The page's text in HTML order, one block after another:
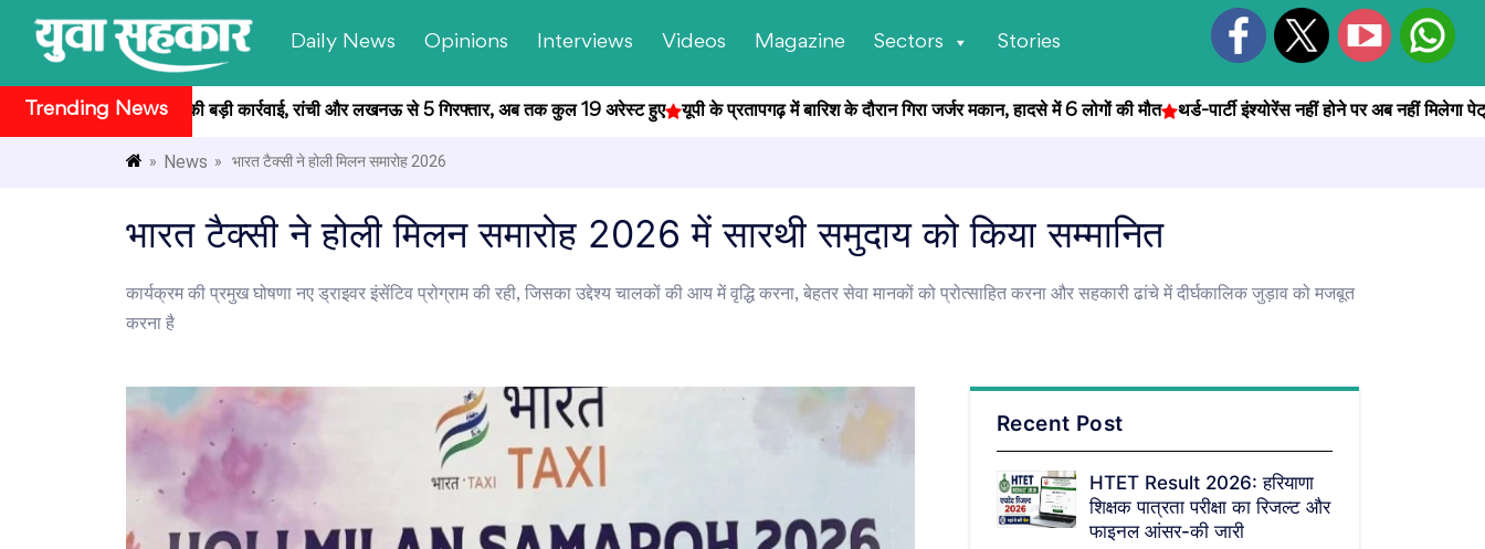
Daily News Opinions Interviews Videos Magazine Sectors Stories
Trending News
परीक्षा मामले में CID की बड़ी कार्रवाई, रांची और लखनऊ से 5 गिरफ्तार, अब तक कुल 19 अरेस्ट हुए यूपी के प्रतापगढ़ में बारिश के दौरान गिरा जर्जर मकान, हादसे में 6 लोगों की मौत थर्ड-पार्टी इंश्योरेंस नहीं होने पर अब नहीं मिलेगा पेट्रोल
» News » भारत टैक्सी ने होली मिलन समारोह 2026
भारत टैक्सी ने होली मिलन समारोह 2026 में सारथी समुदाय को किया सम्मानित
कार्यक्रम की प्रमुख घोषणा नए ड्राइवर इंसेंटिव प्रोग्राम की रही, जिसका उद्देश्य चालकों की आय में वृद्धि करना, बेहतर सेवा मानकों को प्रोत्साहित करना और सहकारी ढांचे में दीर्घकालिक जुड़ाव को मजबूत
करना है
Recent Post
HTET Result 2026: हरियाणा
शिक्षक पात्रता परीक्षा का रिजल्ट और
फाइनल आंसर-की जारी